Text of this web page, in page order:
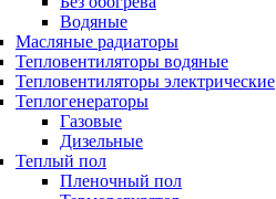
Водяные
Масляные радиаторы
Тепловентиляторы водяные
Тепловентиляторы электрические
Теплогенераторы
Газовые
Дизельные
Теплый пол
Пленочный пол